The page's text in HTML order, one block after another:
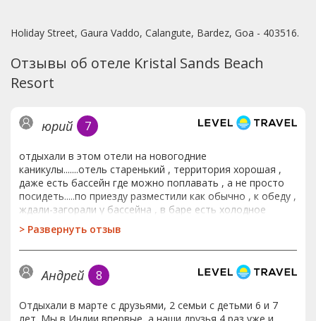
Holiday Street, Gaura Vaddo, Calangute, Bardez, Goa - 403516.
Отзывы об отеле Kristal Sands Beach
Resort
юрий 7
отдыхали в этом отели на новогодние
каникулы.......отель старенький , территория хорошая ,
даже есть бассейн где можно поплавать , а не просто
посидеть.....по приезду разместили как обычно , к обеду ,
ждали-загорали у бассейна , в баре есть холодное
пиво.....номера старые , кондер работал , но очень
шумно , душ - туалет своеобразный , лейка душа над
унитазом , поэтому он всегда мокрый ))))).....за все 12
дней ни одной уборки , полотенце ходили сами меняли ,
говорят , что если попросить , то убирают .....4
полотенца , очень старые , залинялые....которые
маленькие , то они очень маленькие , с носовой
платок....постельное белье тоже очень
> Развернуть отзыв
Андрей 8
Отдыхали в марте с друзьями, 2 семьи с детьми 6 и 7